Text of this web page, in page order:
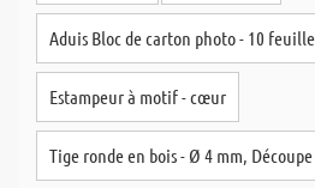
Aduis Bloc de carton photo - 10
Estampeur à motif - cœur
Tige ronde en bois - Ø 4 mm,